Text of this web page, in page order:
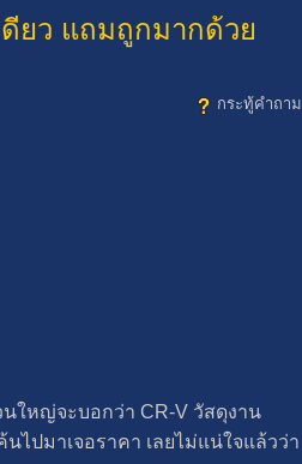
ยว แถมถูกมากด้วย
กระทู้คำถาม
ใหญ่จะบอกว่า CR-V วัสดุงาน
ไปมาเจอราคา เลยไม่แน่ใจแล้วว่า